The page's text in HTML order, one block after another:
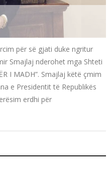
për së gjati duke ngritur
Smajlaj nderohet mga Shteti
I MADH”. Smajlaj këtë çmim
e Presidentit të Republikës
erdhi për